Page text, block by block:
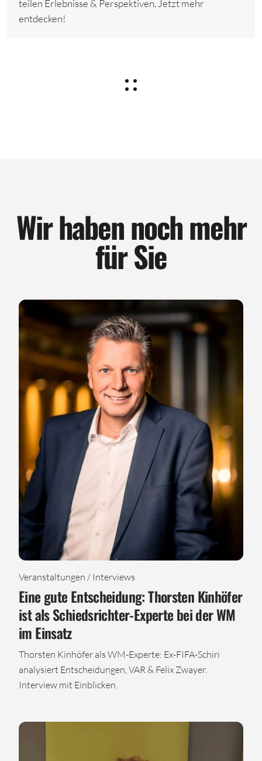
teilen Erlebnisse & Perspektiven. Jetzt mehr
entdecken!
Wir haben noch mehr
für Sie
Veranstaltungen / Interviews
Eine gute Entscheidung: Thorsten Kinhöfer
ist als Schiedsrichter-Experte bei der WM
im Einsatz
Thorsten Kinhöfer als WM-Experte: Ex-FIFA-Schiri
analysiert Entscheidungen, VAR & Felix Zwayer.
Interview mit Einblicken.